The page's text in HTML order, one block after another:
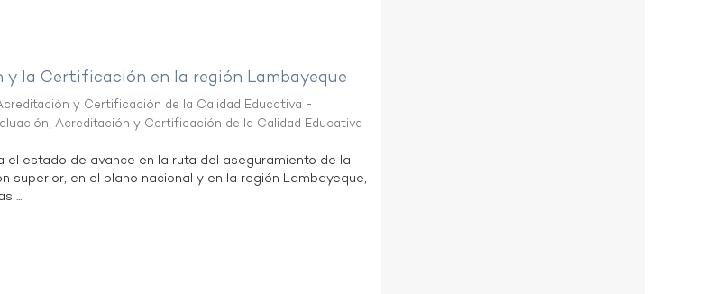
y la Certificación en la región Lambayeque
y Certificación de la Calidad Educativa -
Acreditación y Certificación de la Calidad Educativa
el estado de avance en la ruta del aseguramiento de la
superior, en el plano nacional y en la región Lambayeque,
...